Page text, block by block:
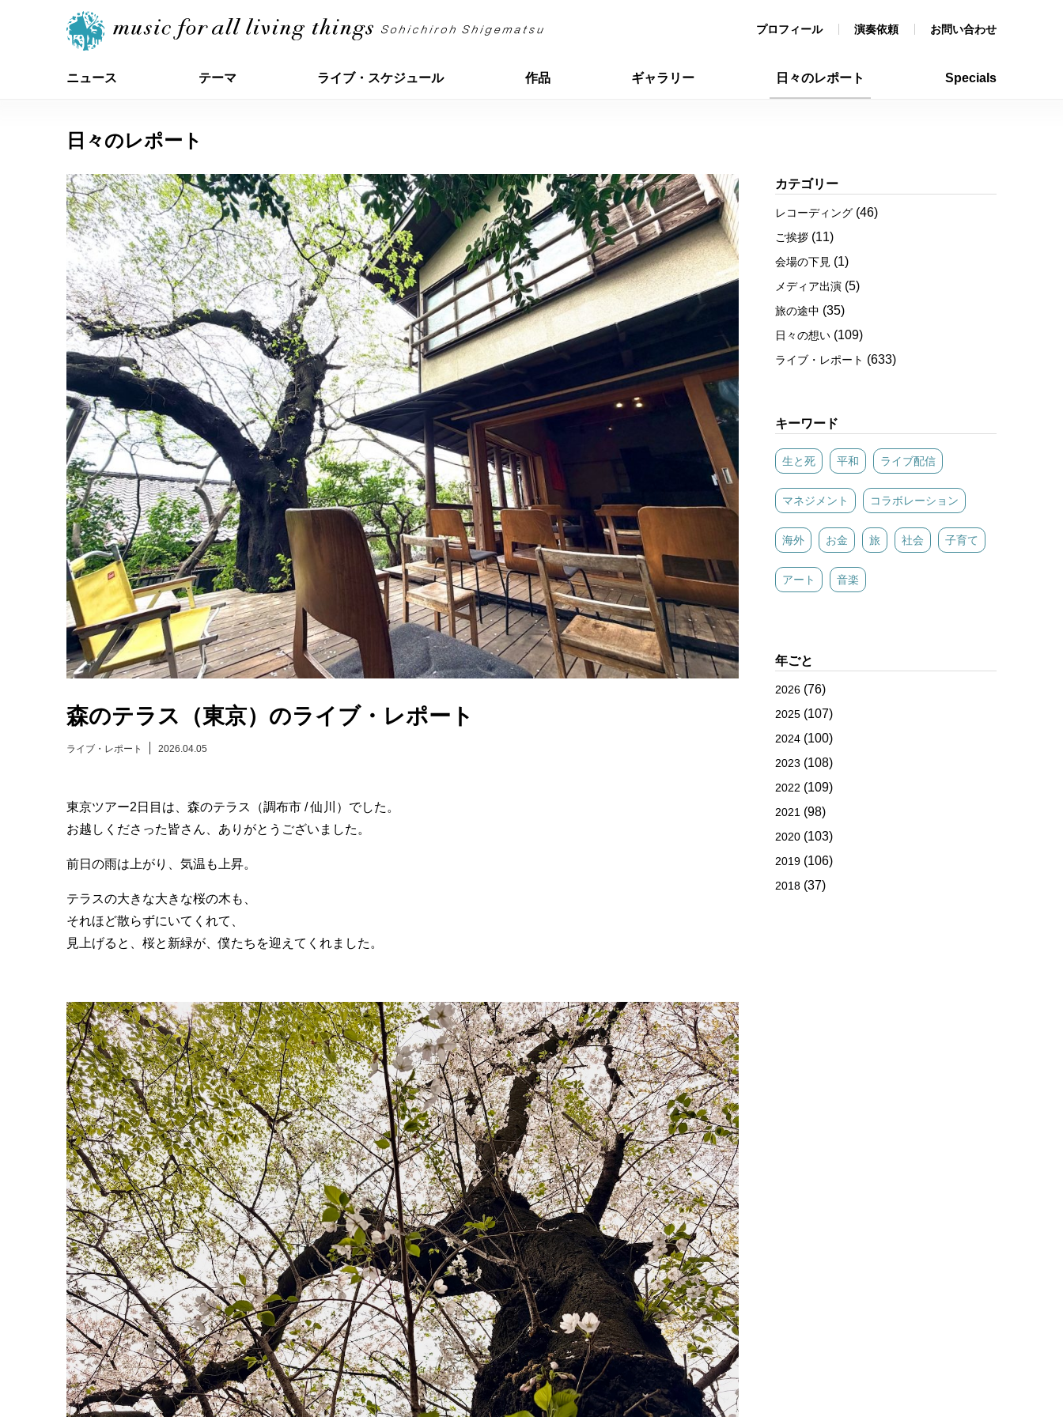
プロフィール 演奏依頼 お問い合わせ
ニュース テーマ ライブ・スケジュール 作品 ギャラリー 日々のレポート Specials
日々のレポート
森のテラス（東京）のライブ・レポート
ライブ・レポート 2026.04.05
東京ツアー2日目は、森のテラス（調布市 / 仙川）でした。
お越しくださった皆さん、ありがとうございました。
前日の雨は上がり、気温も上昇。
テラスの大きな大きな桜の木も、
それほど散らずにいてくれて、
見上げると、桜と新緑が、僕たちを迎えてくれました。
カテゴリー
レコーディング (46)
ご挨拶 (11)
会場の下見 (1)
メディア出演 (5)
旅の途中 (35)
日々の想い (109)
ライブ・レポート (633)
キーワード
生と死 平和 ライブ配信
マネジメント コラボレーション
海外 お金 旅 社会 子育て
アート 音楽
年ごと
2026 (76)
2025 (107)
2024 (100)
2023 (108)
2022 (109)
2021 (98)
2020 (103)
2019 (106)
2018 (37)